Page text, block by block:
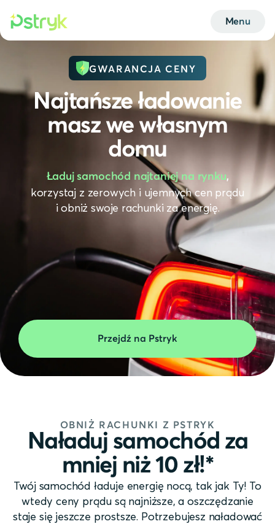
Menu
GWARANCJA CENY
Najtańsze ładowanie
masz we własnym
domu
Ładuj samochód najtaniej na rynku,
korzystaj z zerowych i ujemnych cen prądu
i obniż swoje rachunki za energię.
Przejdź na Pstryk
OBNIŻ RACHUNKI Z PSTRYK
Naładuj samochód za
mniej niż 10 zł!*
Twój samochód ładuje energię nocą, tak jak Ty! To
wtedy ceny prądu są najniższe, a oszczędzanie
staje się jeszcze prostsze. Potrzebujesz naładować